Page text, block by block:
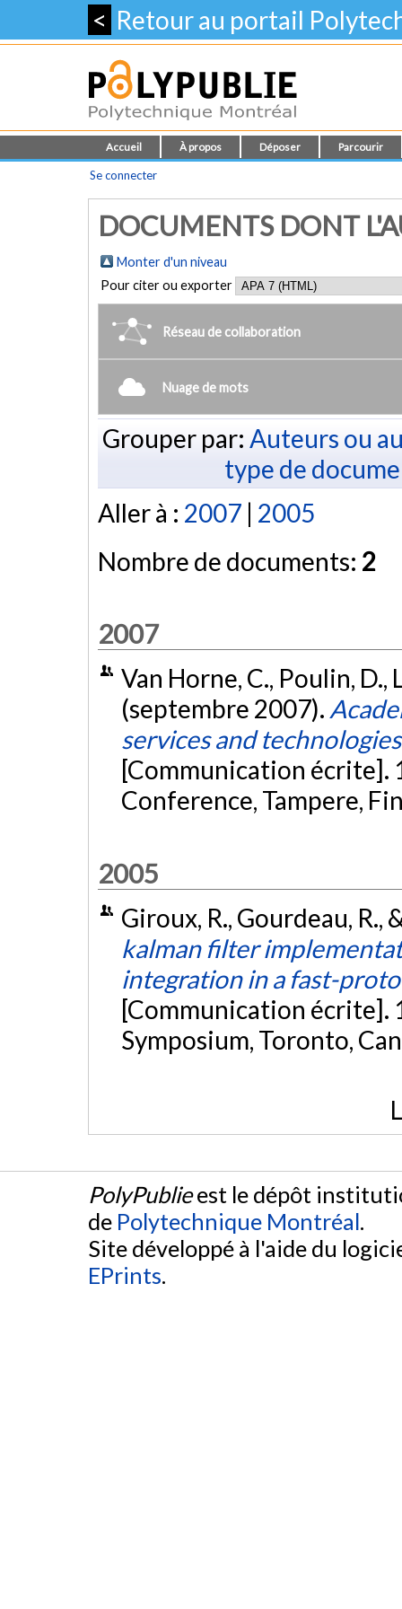
< Retour au portail
Accueil À propos Déposer Parcourir
Se connecter
DOCUMENTS DONT
Monter d'un niveau
Pour citer ou exporter
Réseau de collaboration
Nuage de mots
Grouper par: Auteurs ou
type de
Aller à : 2007 | 2005
Nombre de documents: 2
2007
Van Horne, C., Poulin, D.,
(septembre 2007).
services and
[Communication écrite].
Conference, Tampere,
2005
Giroux, R., Gourdeau, R.,
kalman filter
integration in a fast-
[Communication écrite].
Symposium, Toronto,
PolyPublieest le dépôt
de Polytechnique Montréal.
Site développé à l'aide du
EPrints.